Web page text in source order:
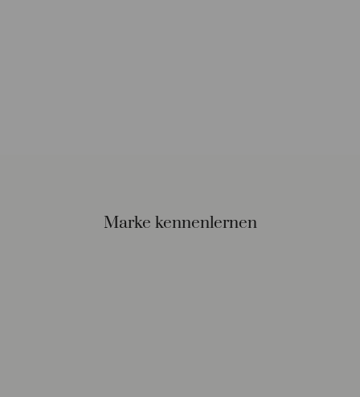
Marke kennenlernen